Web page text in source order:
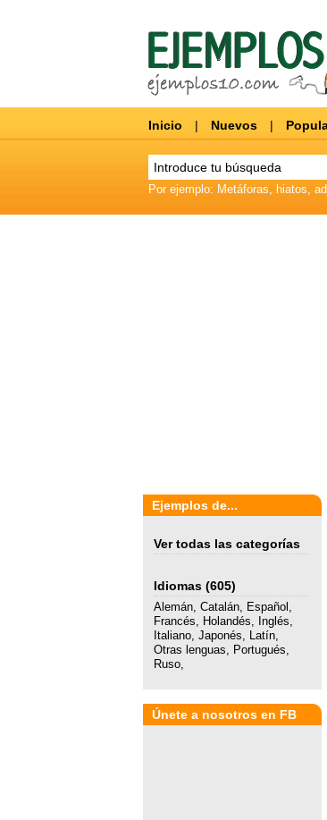
Inicio | Nuevos |
Por ejemplo: Metáforas, hiatos,
Ejemplos de...
Ver todas las categorías
Idiomas(605)
Alemán, Catalán, Español ,
Francés, Holandés, Inglés,
Italiano, Japonés, Latín,
Otras lenguas, Portugués,
Ruso,
Únete a nosotros en FB